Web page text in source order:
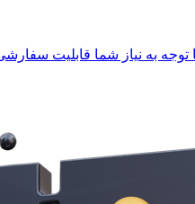
توجه به نیاز شما قابلیت